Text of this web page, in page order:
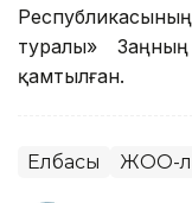
туралы»
қамтылған.
Елбасы ЖОО-